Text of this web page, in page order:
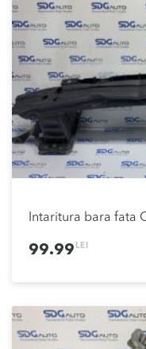
Intaritura bara fata
99.99 LEI